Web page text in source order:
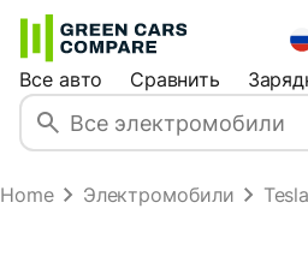
Все авто
Сравнить
Home Электромобили Tesla